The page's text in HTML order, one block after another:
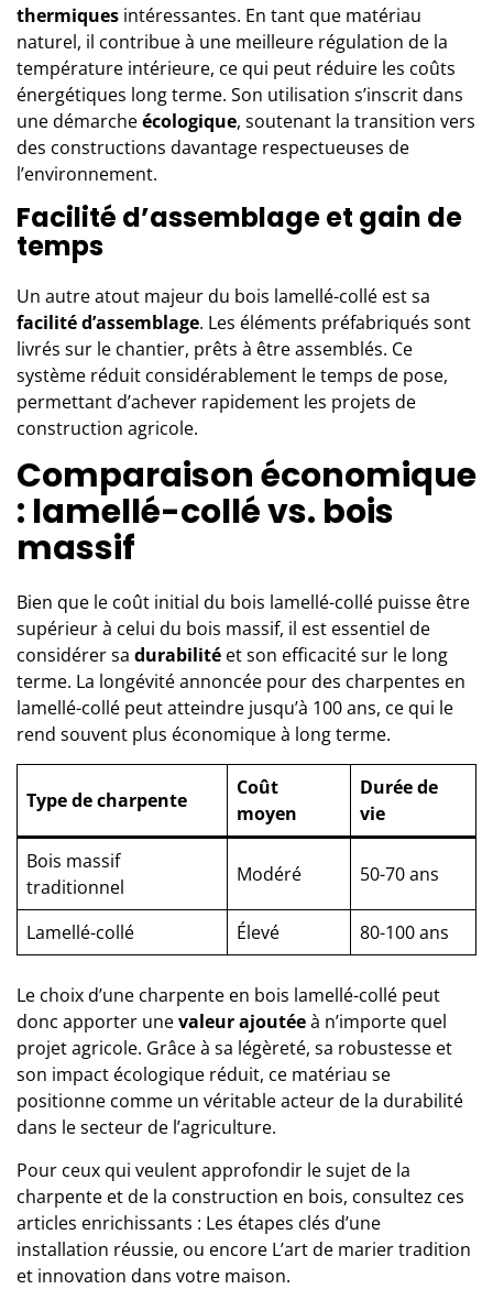
thermiques intéressantes. En tant que matériau
naturel, il contribue à une meilleure régulation de la
température intérieure, ce qui peut réduire les coûts
énergétiques long terme. Son utilisation s’inscrit dans
une démarcheécologique, soutenant la transition vers
des constructions davantage respectueuses de
l’environnement.
Facilité d’assemblage et gain de
temps
Un autre atout majeur du bois lamellé-collé est sa
facilité d’assemblage. Les éléments préfabriqués sont
livrés sur le chantier, prêts à être assemblés. Ce
système réduit considérablement le temps de pose,
permettant d’achever rapidement les projets de
construction agricole.
Comparaison économique
: lamellé-collé vs. bois
massif
Bien que le coût initial du bois lamellé-collé puisse être
supérieur à celui du bois massif, il est essentiel de
considérer sa durabilité et son efficacité sur le long
terme. La longévité annoncée pour des charpentes en
lamellé-collé peut atteindre jusqu’à 100 ans, ce qui le
rend souvent plus économique à long terme.
Type de charpente
Coût
moyen
Durée de
vie
Bois massif
traditionnel
Modéré 50-70 ans
Lamellé-collé Élevé 80-100 ans
Le choix d’une charpente en bois lamellé-collé peut
donc apporter unevaleur ajoutéeà n’importe quel
projet agricole. Grâce à sa légèreté, sa robustesse et
son impact écologique réduit, ce matériau se
positionne comme un véritable acteur de la durabilité
dans le secteur de l’agriculture.
Pour ceux qui veulent approfondir le sujet de la
charpente et de la construction en bois, consultez ces
articles enrichissants : Les étapes clés d’une
installation réussie, ou encore L’art de marier tradition
et innovation dans votre maison.